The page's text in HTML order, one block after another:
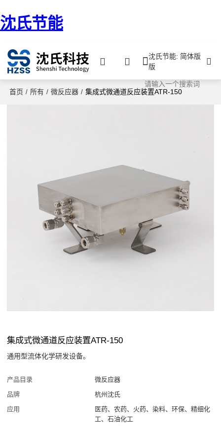
沈氏节能
沈氏节能: 简体版
版
首页 / 所有 / 微反应器 / 集成式微通道反应装置ATR-150
集成式微通道反应装置ATR-150
通用型流体化学研发设备。
产品目录
微反应器
品牌
杭州沈氏
应用
医药、农药、火药、染料、环保、精细化
工、石油化工